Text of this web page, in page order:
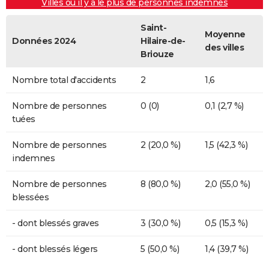
Villes où il y a le plus de personnes indemnes
Données 2024
Saint-
Hilaire-de-
Briouze
Moyenne
des villes
Nombre total d'accidents 2 1,6
Nombre de personnes
tuées
0 (0) 0,1 (2,7 %)
Nombre de personnes
indemnes
2 (20,0 %) 1,5 (42,3 %)
Nombre de personnes
blessées
8 (80,0 %) 2,0 (55,0 %)
- dont blessés graves 3 (30,0 %) 0,5 (15,3 %)
- dont blessés légers 5 (50,0 %) 1,4 (39,7 %)